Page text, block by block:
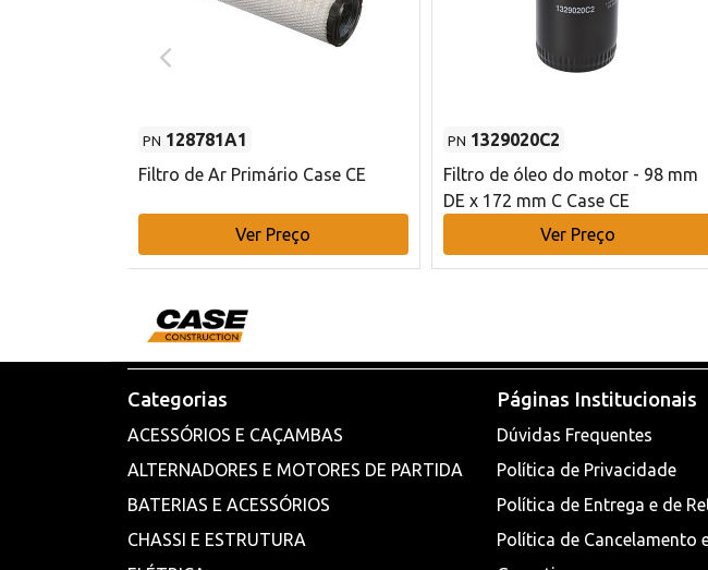
PN 128781A1
Filtro de Ar Primário Case CE
Ver Preço
PN 1329020C2
Filtro de óleo do motor - 98 mm
DE x 172 mm C Case CE
Ver Preço
Categorias
ACESSÓRIOS E CAÇAMBAS
ALTERNADORES E MOTORES DE PARTIDA
BATERIAS E ACESSÓRIOS
CHASSI E ESTRUTURA
Páginas Institucionais
Dúvidas Frequentes
Política de Privacidade
Política de Entrega e de
Política de Cancelamento